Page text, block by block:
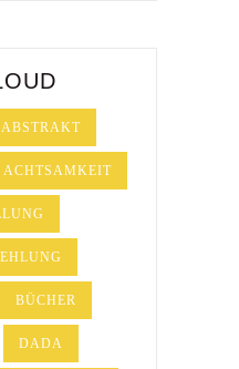
ABSTRAKT
ACHTSAMKEIT
BÜCHER
DADA